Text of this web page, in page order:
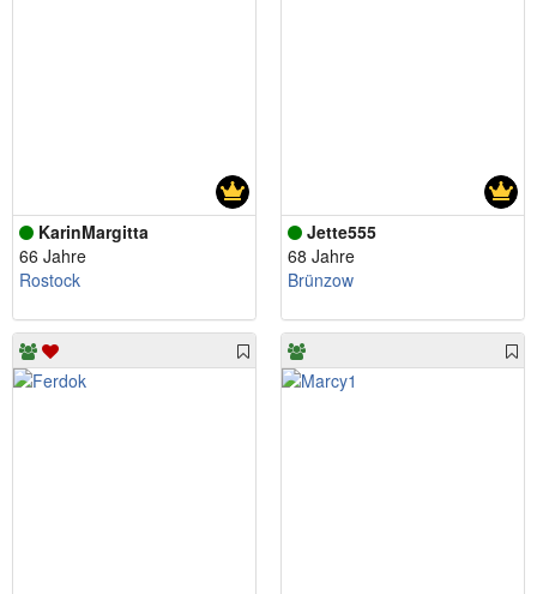
KarinMargitta
66 Jahre
Rostock
Jette555
68 Jahre
Brünzow